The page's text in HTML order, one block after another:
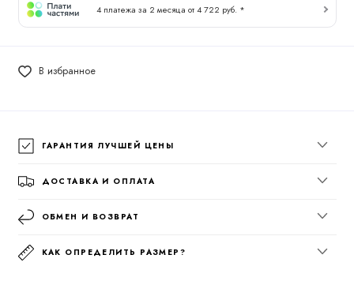
4 платежа за 2 месяца от 4 722 руб. *
В избранное
ГАРАНТИЯ ЛУЧШЕЙ ЦЕНЫ
ДОСТАВКА И ОПЛАТА
ОБМЕН И ВОЗВРАТ
КАК ОПРЕДЕЛИТЬ РАЗМЕР?